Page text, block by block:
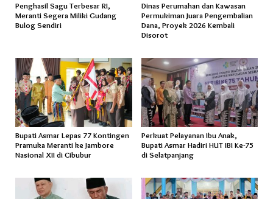
Penghasil Sagu Terbesar RI,
Meranti Segera Miliki Gudang
Bulog Sendiri
Dinas Perumahan dan Kawasan
Permukiman Juara Pengembalian
Dana, Proyek 2026 Kembali
Disorot
Bupati Asmar Lepas 77 Kontingen
Pramuka Meranti ke Jambore
Nasional XII di Cibubur
Perkuat Pelayanan Ibu Anak,
Bupati Asmar Hadiri HUT IBI Ke-75
di Selatpanjang